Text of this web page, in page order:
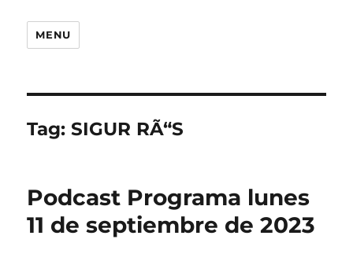
MENU
Tag:SIGUR RÃ“S
Podcast Programa lunes
11 de septiembre de 2023